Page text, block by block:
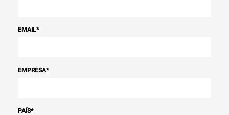
EMAIL*
EMPRESA*
PAÍS*